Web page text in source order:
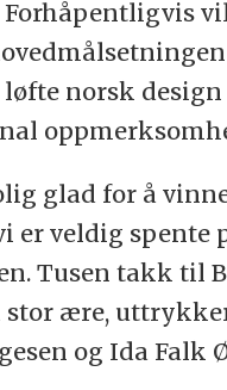
Forhåpentligvis
løfte norsk
glad for å
er veldig spente
Tusen takk til
stor ære,
og Ida Falk